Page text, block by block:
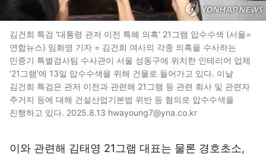
김건희 특검 '대통령 관저 이전 특혜 의혹' 21그램 압수수색 (서울=
연합뉴스) 임화영 기자 = 김건희 여사의 각종 의혹을 수사하는
민중기 특별검사팀 수사관이 서울 성동구에 위치한 인테리어 업체
'21그램'에 13일 압수수색을 위해 건물로 들어가고 있다. 이날
김건희 특검은 관저 이전과 관련해 21그램 등 관련 회사 및 관련자
주거지 등에 대해 건설산업기본법 위반 등 혐의로 압수수색을
진행하고 있다. 2025.8.13 hwayoung7@yna.co.kr
이와 관련해 김태영 21그램 대표는 물론 경호초소,